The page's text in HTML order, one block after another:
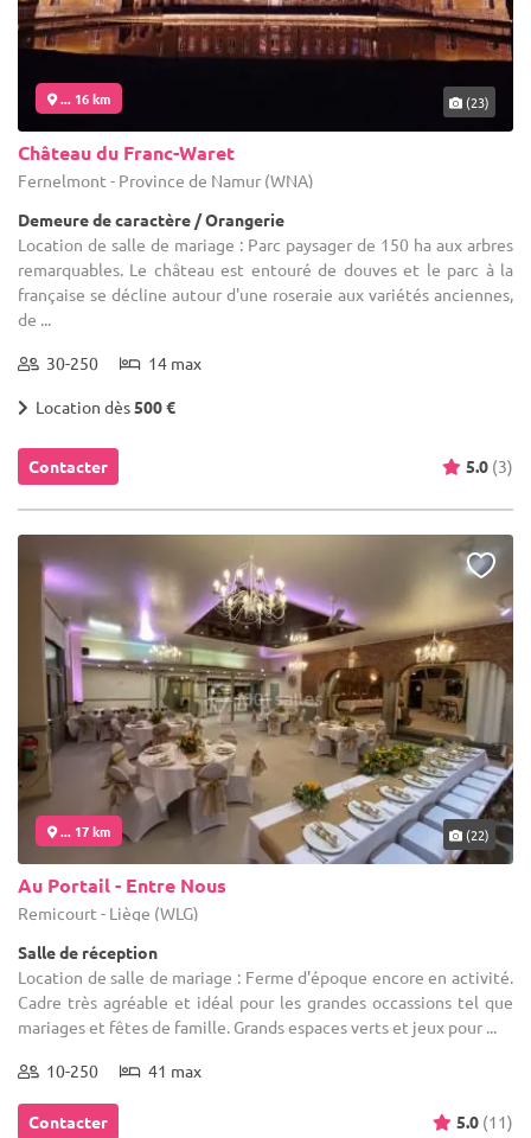
... 16 km (23)
Château du Franc-Waret
Fernelmont - Province de Namur (WNA)
Demeure de caractère / Orangerie
Location de salle de mariage : Parc paysager de 150 ha aux arbres
remarquables. Le château est entouré de douves et le parc à la
française se décline autour d'une roseraie aux variétés anciennes,
de ...
30-250 14 max
Location dès500 €
Contacter 5.0 (3)
... 17 km (22)
Au Portail - Entre Nous
Remicourt - Liège (WLG)
Salle de réception
Location de salle de mariage : Ferme d'époque encore en activité.
Cadre très agréable et idéal pour les grandes occassions tel que
mariages et fêtes de famille. Grands espaces verts et jeux pour ...
10-250 41 max
Contacter 5.0 (11)